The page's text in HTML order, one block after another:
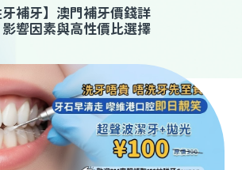
introduction
introduction
news
補牙】澳門補牙價錢詳
影響因素與高性價比選擇